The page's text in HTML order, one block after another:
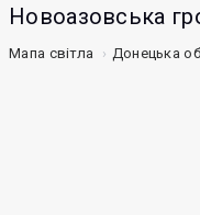
Новоазовська
Мапа світла Донецька